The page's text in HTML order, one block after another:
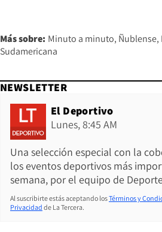
Más sobre: Minuto a minuto Ñublense
Sudamericana
NEWSLETTER
El Deportivo
Lunes, 8:45 AM
Una selección especial con la
los eventos deportivos más
semana, por el equipo de
Al suscribirte estás aceptando losTérminos y
Privacidad de La Tercera.